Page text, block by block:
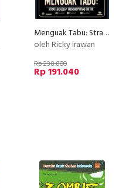
Menguak Tabu: Strategi Gelap Mengoptimalkan TikTok Shop
oleh Ricky irawan
Rp 238.800
Rp 191.040